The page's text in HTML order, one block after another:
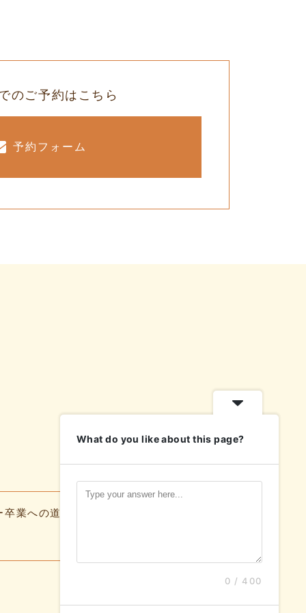
のご予約はこちら
予約フォーム
卒業への道
What do you like about this page?
0 / 400